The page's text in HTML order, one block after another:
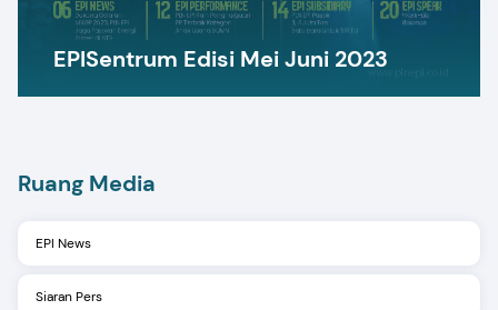
Ruang Media
EPI News
Siaran Pers
EPISentrum Edisi Mei Juni 2023